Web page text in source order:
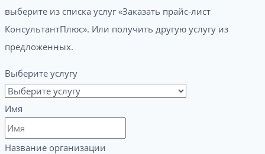
выберите из списка услуг «Заказать прайс-лист
КонсультантПлюс». Или получить другую услугу из
предложенных.
Выберите услугу
Имя
Название организации